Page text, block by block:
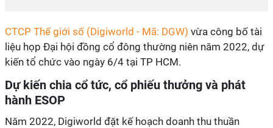
CTCP Thế giới số (Digiworld - Mã: DGW) vừa công bố tài
liệu họp Đại hội đồng cổ đông thường niên năm 2022, dự
kiến tổ chức vào ngày 6/4 tại TP HCM.
Dự kiến chia cổ tức, cổ phiếu thưởng và phát
hành ESOP
Năm 2022, Digiworld đặt kế hoạch doanh thu thuần